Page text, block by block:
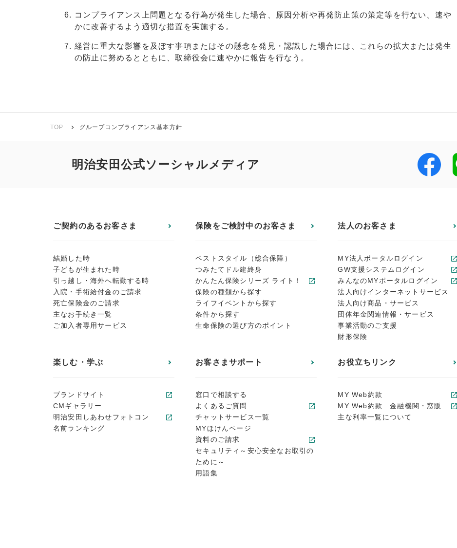
コンプライアンス上問題となる行為が発生した場合、原因分析や再発防止策の策定等を行ない、速や
かに改善するよう適切な措置を実施する。
経営に重大な影響を及ぼす事項またはその懸念を発見・認識した場合には、これらの拡大または発生
の防止に努めるとともに、取締役会に速やかに報告を行なう。
TOP グループコンプライアンス基本方針
明治安田公式ソーシャルメディア
ご契約のあるお客さま
結婚した時
子どもが生まれた時
引っ越し・海外へ転勤する時
入院・手術給付金のご請求
死亡保険金のご請求
主なお手続き一覧
ご加入者専用サービス
保険をご検討中のお客さま
ベストスタイル（総合保障）
つみたてドル建終身
かんたん保険シリーズ ライト！
保険の種類から探す
ライフイベントから探す
条件から探す
生命保険の選び方のポイント
法人のお客さま
MY法人ポータルログイン
GW支援システムログイン
みんなのMYポータルログイン
法人向けインターネットサービス
法人向け商品・サービス
団体年金関連情報・サービス
事業活動のご支援
財形保険
楽しむ・学ぶ
ブランドサイト
CMギャラリー
明治安田しあわせフォトコン
名前ランキング
お客さまサポート
窓口で相談する
よくあるご質問
チャットサービス一覧
MYほけんページ
資料のご請求
セキュリティ～安心安全なお取引の
ために～
用語集
お役立ちリンク
MY Web約款
MY Web約款 金融機関・窓販
主な利率一覧について